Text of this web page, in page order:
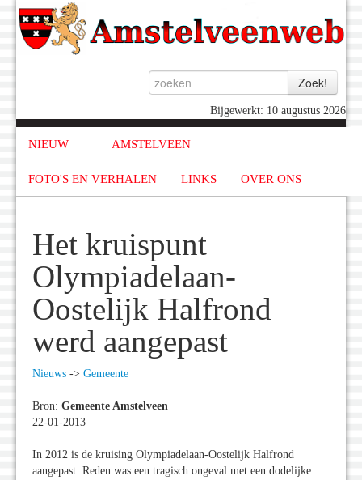
Bijgewerkt: 10 augustus 2026
NIEUW AMSTELVEEN
FOTO'S EN VERHALEN LINKS OVER ONS
Het kruispunt
Olympiadelaan-
Oostelijk Halfrond
werd aangepast
Nieuws -> Gemeente
Bron: Gemeente Amstelveen
22-01-2013
In 2012 is de kruising Olympiadelaan-Oostelijk Halfrond
aangepast. Reden was een tragisch ongeval met een dodelijke